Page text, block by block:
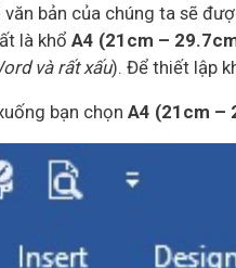
bản của chúng ta sẽ
là khổ A4 (21cm –
và rất xấu). Để thiết lập
bạn chọn A4 (21cm –